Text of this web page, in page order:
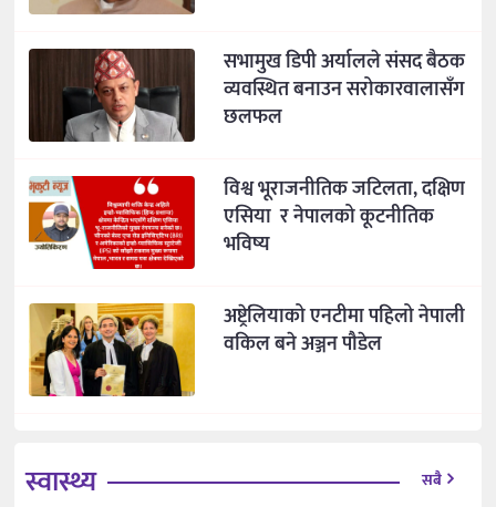
सभामुख डिपी अर्यालले संसद बैठक
व्यवस्थित बनाउन सरोकारवालासँग
छलफल
विश्व भूराजनीतिक जटिलता, दक्षिण
एसिया र नेपालको कूटनीतिक
भविष्य
अष्ट्रेलियाको एनटीमा पहिलो नेपाली
वकिल बने अञ्जन पौडेल
स्वास्थ्य सबै